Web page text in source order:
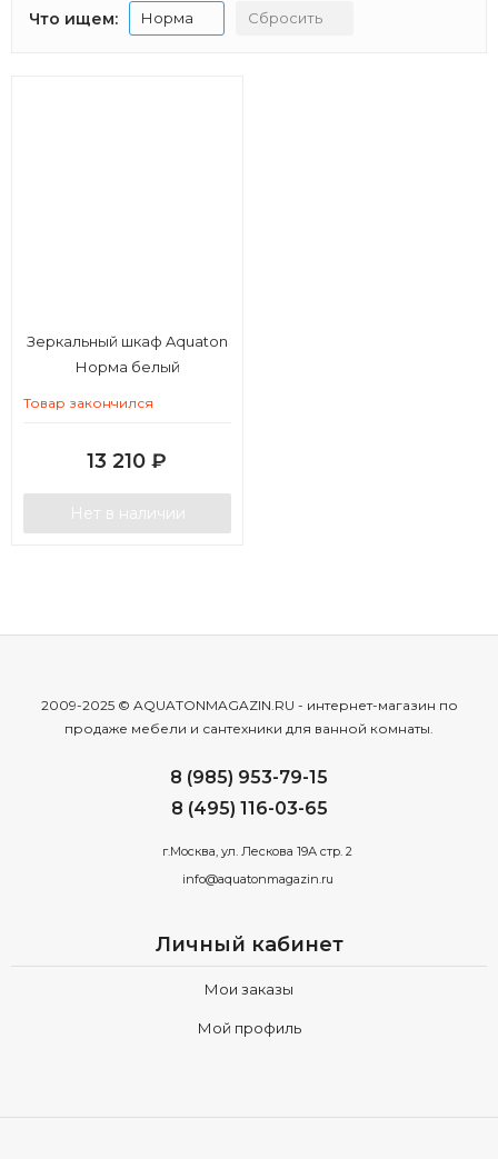
Что ищем: Норма Сбросить
Зеркальный шкаф Aquaton
Норма белый
Товар закончился
13 210 ₽
Нет в наличии
2009-2025 © AQUATONMAGAZIN.RU - интернет-магазин по
продаже мебели и сантехники для ванной комнаты.
8 (985) 953-79-15
8 (495) 116-03-65
г.Москва, ул. Лескова 19А стр. 2
info@aquatonmagazin.ru
Личный кабинет
Мои заказы
Мой профиль